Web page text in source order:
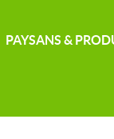
PAYSANS &